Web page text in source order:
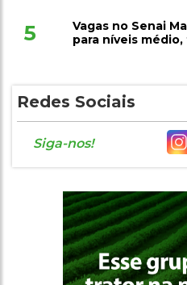
5
Vagas no Senai
para níveis
Redes Sociais
Siga-nos!